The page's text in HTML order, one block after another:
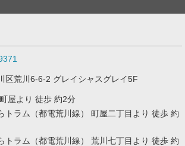
区荒川6-6-2 グレイシャスグレイ5F
屋より 徒歩 約2分
トラム（都電荒川線） 町屋二丁目より 徒歩 約
トラム（都電荒川線） 荒川七丁目より 徒歩 約